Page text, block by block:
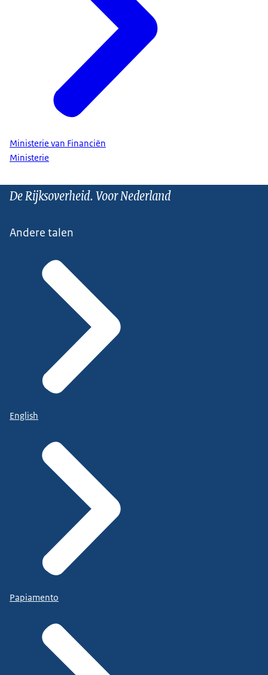
Ministerie van Financiën
Ministerie
De Rijksoverheid. Voor Nederland
Andere talen
English
Papiamento